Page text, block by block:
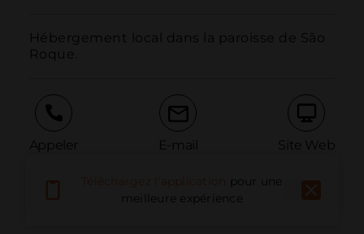
Hébergement local dans la paroisse de São
Roque.
Appeler E-mail Site Web
Signaler un problème
pour une
meilleure expérience